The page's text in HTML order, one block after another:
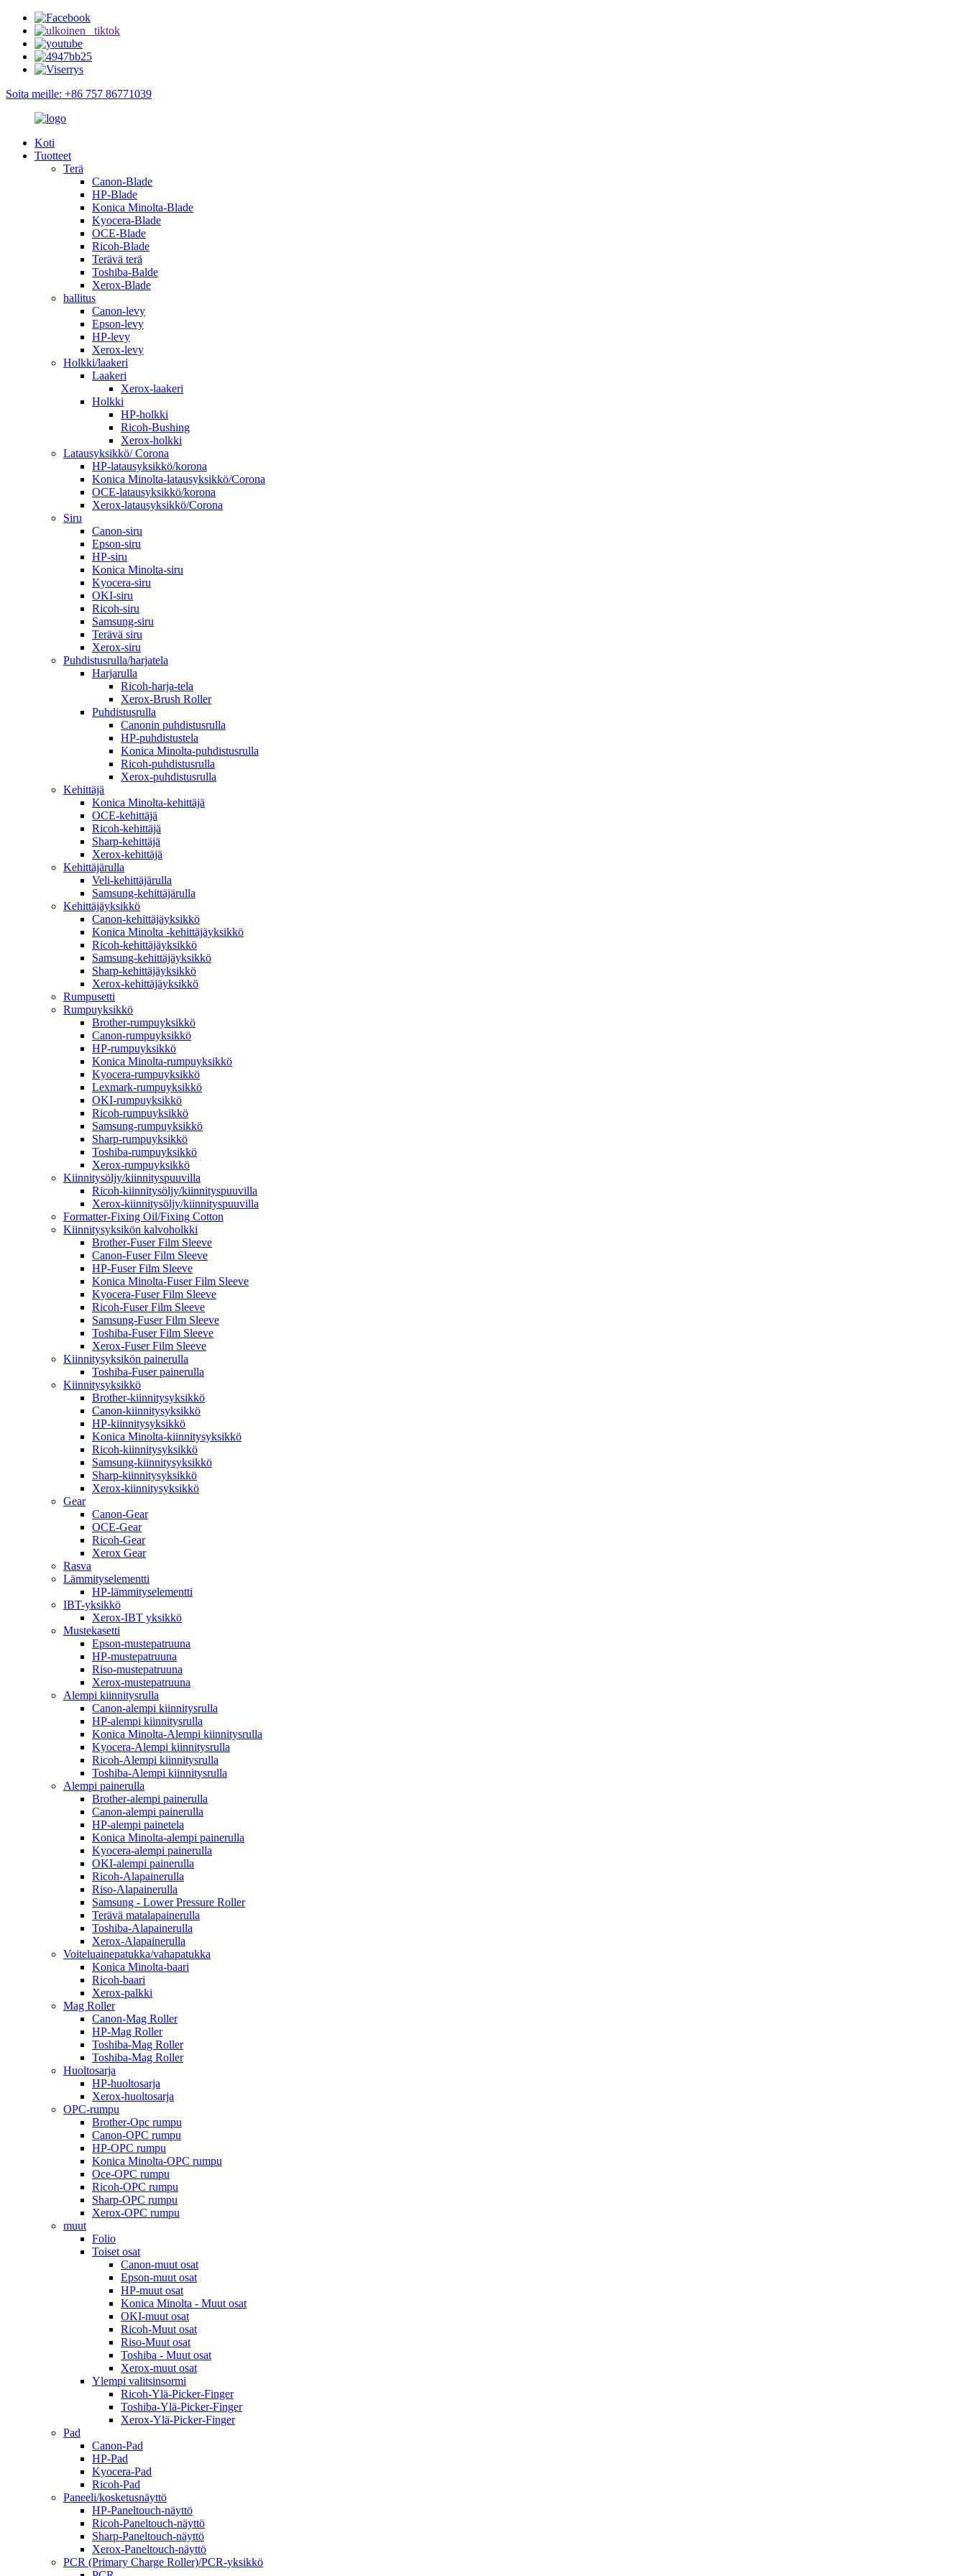
Soita meille: +86 757 86771039
Koti
Tuotteet
Terä
Canon-Blade
HP-Blade
Konica Minolta-Blade
Kyocera-Blade
OCE-Blade
Ricoh-Blade
Terävä terä
Toshiba-Balde
Xerox-Blade
hallitus
Canon-levy
Epson-levy
HP-levy
Xerox-levy
Holkki/laakeri
Laakeri
Xerox-laakeri
Holkki
HP-holkki
Ricoh-Bushing
Xerox-holkki
Latausyksikkö/ Corona
HP-latausyksikkö/korona
Konica Minolta-latausyksikkö/Corona
OCE-latausyksikkö/korona
Xerox-latausyksikkö/Corona
Siru
Canon-siru
Epson-siru
HP-siru
Konica Minolta-siru
Kyocera-siru
OKI-siru
Ricoh-siru
Samsung-siru
Terävä siru
Xerox-siru
Puhdistusrulla/harjatela
Harjarulla
Ricoh-harja-tela
Xerox-Brush Roller
Puhdistusrulla
Canonin puhdistusrulla
HP-puhdistustela
Konica Minolta-puhdistusrulla
Ricoh-puhdistusrulla
Xerox-puhdistusrulla
Kehittäjä
Konica Minolta-kehittäjä
OCE-kehittäjä
Ricoh-kehittäjä
Sharp-kehittäjä
Xerox-kehittäjä
Kehittäjärulla
Veli-kehittäjärulla
Samsung-kehittäjärulla
Kehittäjäyksikkö
Canon-kehittäjäyksikkö
Konica Minolta -kehittäjäyksikkö
Ricoh-kehittäjäyksikkö
Samsung-kehittäjäyksikkö
Sharp-kehittäjäyksikkö
Xerox-kehittäjäyksikkö
Rumpusetti
Rumpuyksikkö
Brother-rumpuyksikkö
Canon-rumpuyksikkö
HP-rumpuyksikkö
Konica Minolta-rumpuyksikkö
Kyocera-rumpuyksikkö
Lexmark-rumpuyksikkö
OKI-rumpuyksikkö
Ricoh-rumpuyksikkö
Samsung-rumpuyksikkö
Sharp-rumpuyksikkö
Toshiba-rumpuyksikkö
Xerox-rumpuyksikkö
Kiinnitysöljy/kiinnityspuuvilla
Ricoh-kiinnitysöljy/kiinnityspuuvilla
Xerox-kiinnitysöljy/kiinnityspuuvilla
Formatter-Fixing Oil/Fixing Cotton
Kiinnitysyksikön kalvoholkki
Brother-Fuser Film Sleeve
Canon-Fuser Film Sleeve
HP-Fuser Film Sleeve
Konica Minolta-Fuser Film Sleeve
Kyocera-Fuser Film Sleeve
Ricoh-Fuser Film Sleeve
Samsung-Fuser Film Sleeve
Toshiba-Fuser Film Sleeve
Xerox-Fuser Film Sleeve
Kiinnitysyksikön painerulla
Toshiba-Fuser painerulla
Kiinnitysyksikkö
Brother-kiinnitysyksikkö
Canon-kiinnitysyksikkö
HP-kiinnitysyksikkö
Konica Minolta-kiinnitysyksikkö
Ricoh-kiinnitysyksikkö
Samsung-kiinnitysyksikkö
Sharp-kiinnitysyksikkö
Xerox-kiinnitysyksikkö
Gear
Canon-Gear
OCE-Gear
Ricoh-Gear
Xerox Gear
Rasva
Lämmityselementti
HP-lämmityselementti
IBT-yksikkö
Xerox-IBT yksikkö
Mustekasetti
Epson-mustepatruuna
HP-mustepatruuna
Riso-mustepatruuna
Xerox-mustepatruuna
Alempi kiinnitysrulla
Canon-alempi kiinnitysrulla
HP-alempi kiinnitysrulla
Konica Minolta-Alempi kiinnitysrulla
Kyocera-Alempi kiinnitysrulla
Ricoh-Alempi kiinnitysrulla
Toshiba-Alempi kiinnitysrulla
Alempi painerulla
Brother-alempi painerulla
Canon-alempi painerulla
HP-alempi painetela
Konica Minolta-alempi painerulla
Kyocera-alempi painerulla
OKI-alempi painerulla
Ricoh-Alapainerulla
Riso-Alapainerulla
Samsung - Lower Pressure Roller
Terävä matalapainerulla
Toshiba-Alapainerulla
Xerox-Alapainerulla
Voiteluainepatukka/vahapatukka
Konica Minolta-baari
Ricoh-baari
Xerox-palkki
Mag Roller
Canon-Mag Roller
HP-Mag Roller
Toshiba-Mag Roller
Toshiba-Mag Roller
Huoltosarja
HP-huoltosarja
Xerox-huoltosarja
OPC-rumpu
Brother-Opc rumpu
Canon-OPC rumpu
HP-OPC rumpu
Konica Minolta-OPC rumpu
Oce-OPC rumpu
Ricoh-OPC rumpu
Sharp-OPC rumpu
Xerox-OPC rumpu
muut
Folio
Toiset osat
Canon-muut osat
Epson-muut osat
HP-muut osat
Konica Minolta - Muut osat
OKI-muut osat
Ricoh-Muut osat
Riso-Muut osat
Toshiba - Muut osat
Xerox-muut osat
Ylempi valitsinsormi
Ricoh-Ylä-Picker-Finger
Toshiba-Ylä-Picker-Finger
Xerox-Ylä-Picker-Finger
Pad
Canon-Pad
HP-Pad
Kyocera-Pad
Ricoh-Pad
Paneeli/kosketusnäyttö
HP-Paneltouch-näyttö
Ricoh-Paneltouch-näyttö
Sharp-Paneltouch-näyttö
Xerox-Paneltouch-näyttö
PCR (Primary Charge Roller)/PCR-yksikkö